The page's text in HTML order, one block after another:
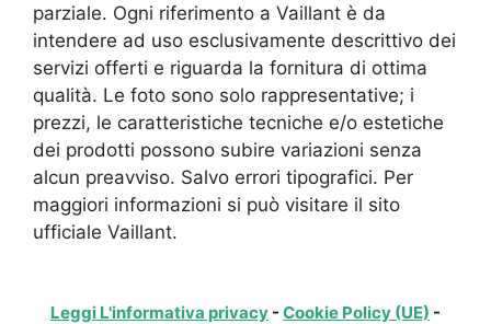
parziale. Ogni riferimento a Vaillant è da
intendere ad uso esclusivamente descrittivo dei
servizi offerti e riguarda la fornitura di ottima
qualità. Le foto sono solo rappresentative; i
prezzi, le caratteristiche tecniche e/o estetiche
dei prodotti possono subire variazioni senza
alcun preavviso. Salvo errori tipografici. Per
maggiori informazioni si può visitare il sito
ufficiale Vaillant.
Leggi L'informativa privacy - Cookie Policy (UE) -